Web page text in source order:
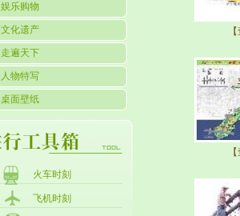
娱乐购物
文化遗产
走遍天下
人物特写
桌面壁纸
火车时刻
飞机时刻